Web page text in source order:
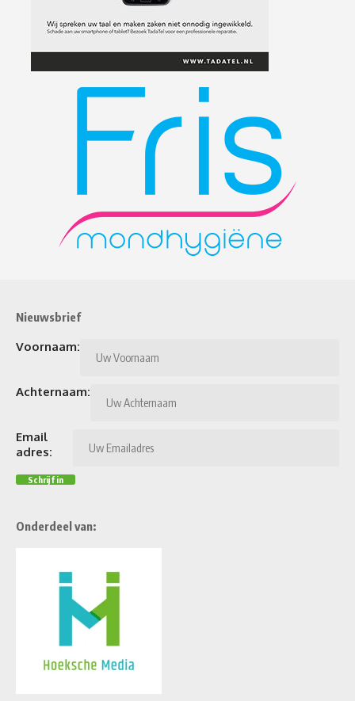
Nieuwsbrief
Voornaam:
Achternaam:
Email
adres:
Onderdeel van: